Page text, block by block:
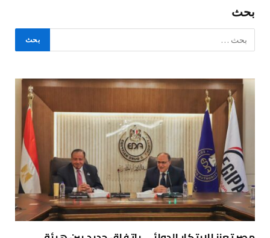
بحث